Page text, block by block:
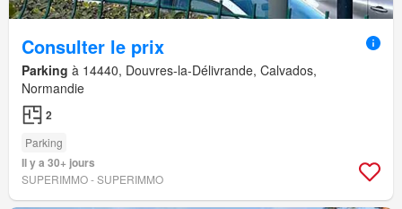
Consulter le prix
Parking à 14440, Douvres-la-Délivrande, Calvados,
Normandie
2
Parking
Il y a 30+ jours
SUPERIMMO - SUPERIMMO